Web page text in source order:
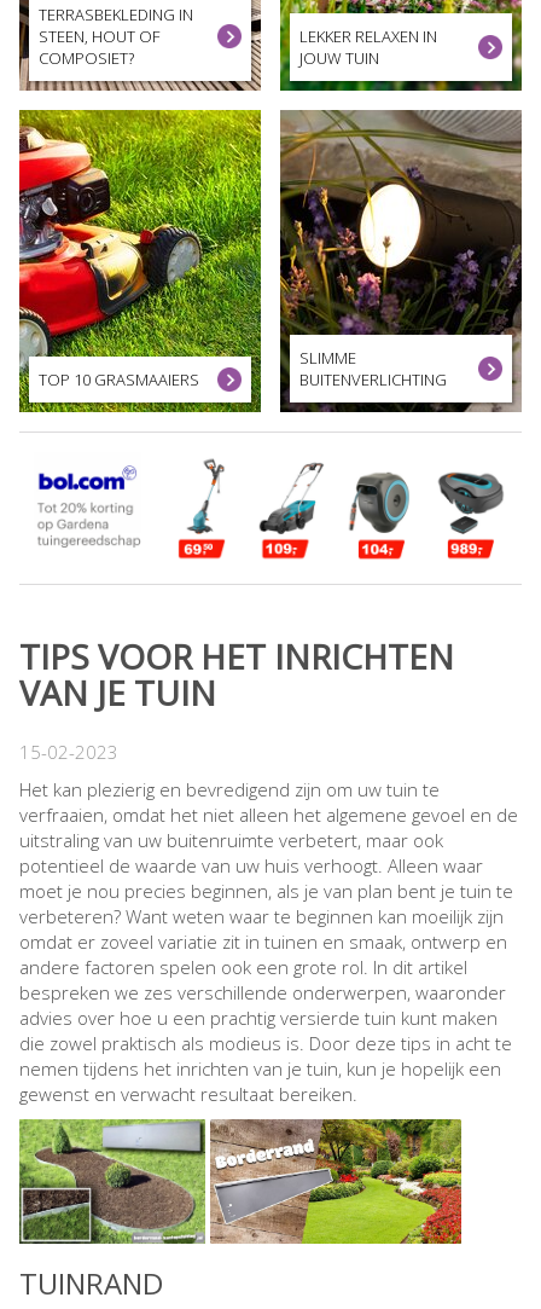
TERRASBEKLEDING IN
STEEN, HOUT OF
COMPOSIET?
LEKKER RELAXEN IN
JOUW TUIN
TOP 10 GRASMAAIERS
SLIMME
BUITENVERLICHTING
TIPS VOOR HET INRICHTEN
VAN JE TUIN
15-02-2023
Het kan plezierig en bevredigend zijn om uw tuin te
verfraaien, omdat het niet alleen het algemene gevoel en de
uitstraling van uw buitenruimte verbetert, maar ook
potentieel de waarde van uw huis verhoogt. Alleen waar
moet je nou precies beginnen, als je van plan bent je tuin te
verbeteren? Want weten waar te beginnen kan moeilijk zijn
omdat er zoveel variatie zit in tuinen en smaak, ontwerp en
andere factoren spelen ook een grote rol. In dit artikel
bespreken we zes verschillende onderwerpen, waaronder
advies over hoe u een prachtig versierde tuin kunt maken
die zowel praktisch als modieus is. Door deze tips in acht te
nemen tijdens het inrichten van je tuin, kun je hopelijk een
gewenst en verwacht resultaat bereiken.
TUINRAND